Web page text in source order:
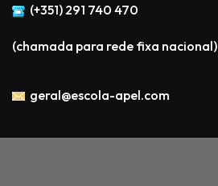
(+351) 291 740 470
(chamada para rede fixa nacional)
geral@escola-apel.com